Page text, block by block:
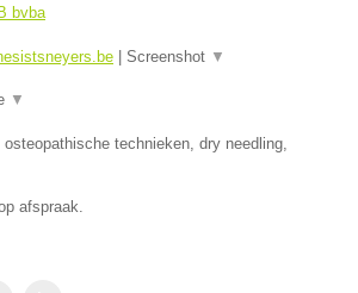
bvba
Screenshot ▼
▼
technieken, dry needling,
afspraak.